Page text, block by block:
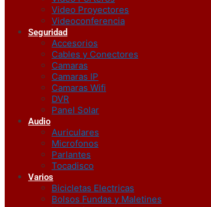
Video Proyectores
Videoconferencia
Seguridad
Accesorios
Cables y Conectores
Camaras
Camaras IP
Camaras Wifi
DVR
Panel Solar
Audio
Auriculares
Microfonos
Parlantes
Tocadisco
Varios
Bicicletas Electricas
Bolsos Fundas y Maletines